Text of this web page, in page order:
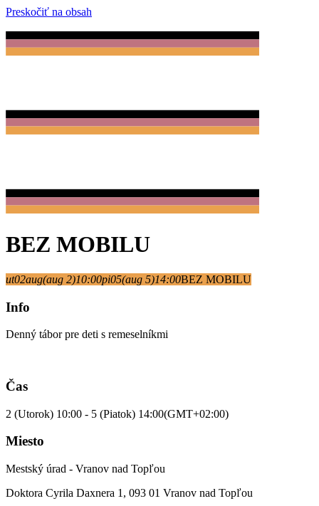
Preskočiť na obsah
BEZ MOBILU
ut02aug(aug 2)10:00pi05(aug 5)14:00BEZ MOBILU
Info
Denný tábor pre deti s remeselníkmi
Čas
2 (Utorok) 10:00 - 5 (Piatok) 14:00(GMT+02:00)
Miesto
Mestský úrad - Vranov nad Topľou
Doktora Cyrila Daxnera 1, 093 01 Vranov nad Topľou